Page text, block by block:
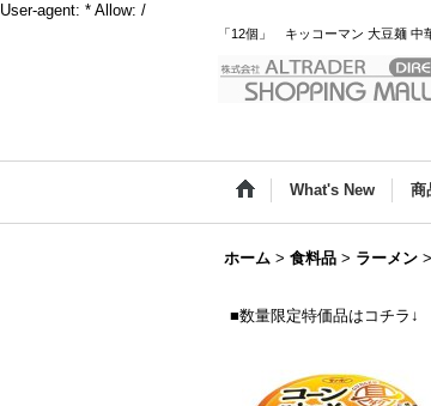
User-agent: * Allow: /
「12個」 キッコーマン 大豆麺 中
What's New 商
ホーム > 食料品 > ラーメン >
■数量限定特価品はコチラ↓